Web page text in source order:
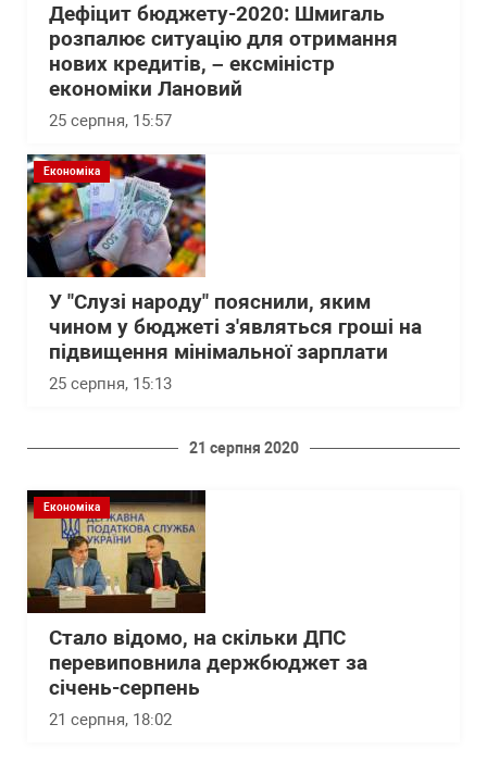
Дефіцит бюджету-2020: Шмигаль
розпалює ситуацію для отримання
нових кредитів, – ексміністр
економіки Лановий
25 серпня, 15:57
Економіка
У "Слузі народу" пояснили, яким
чином у бюджеті з'являться гроші на
підвищення мінімальної зарплати
25 серпня, 15:13
21 серпня 2020
Економіка
Стало відомо, на скільки ДПС
перевиповнила держбюджет за
січень-серпень
21 серпня, 18:02